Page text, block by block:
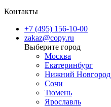
Контакты
+7 (495) 156-10-00
zakaz@copy.ru
Москва
Екатеринбург
Нижний Новгород
Сочи
Тюмень
Ярославль